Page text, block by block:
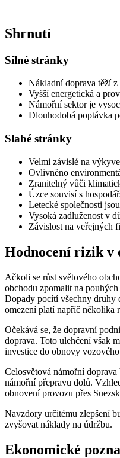
Shrnutí
Silné stránky
Nákladní doprava těží
Vyšší energetická a
Námořní sektor je
Dlouhodobá poptávka
Slabé stránky
Velmi závislé na
Ovlivněno
Zranitelný vůči
Úzce souvisí s
Letecké společnosti
Vysoká zadluženost v
Závislost na veřejných
Hodnocení rizik v
Ačkoli se růst světového
obchodu zpomalit na
Dopady pocítí všechny druhy
omezení platí napříč několika
Očekává se, že dopravní
doprava. Toto ulehčení však
investice do obnovy
Celosvětová námořní
námořní přepravu dolů.
obnovení provozu přes
Navzdory určitému zlepšení
zvyšovat náklady na údržbu.
Ekonomické